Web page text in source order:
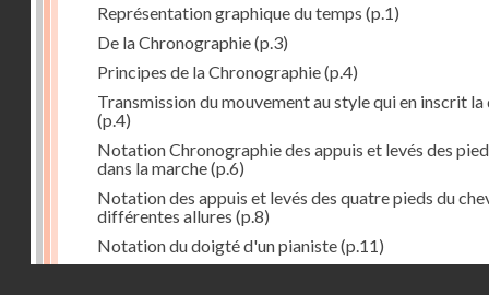
Représentation graphique du temps (p.1)
De la Chronographie(p.3)
Principes de la Chronographie(p.4)
Transmission du mouvement au style qui en inscrit la
(p.4)
Notation Chronographie des appuis et levés des
dans la marche(p.6)
Notation des appuis et levés des quatre pieds du
différentes allures (p.8)
Notation du doigté d'un pianiste(p.11)